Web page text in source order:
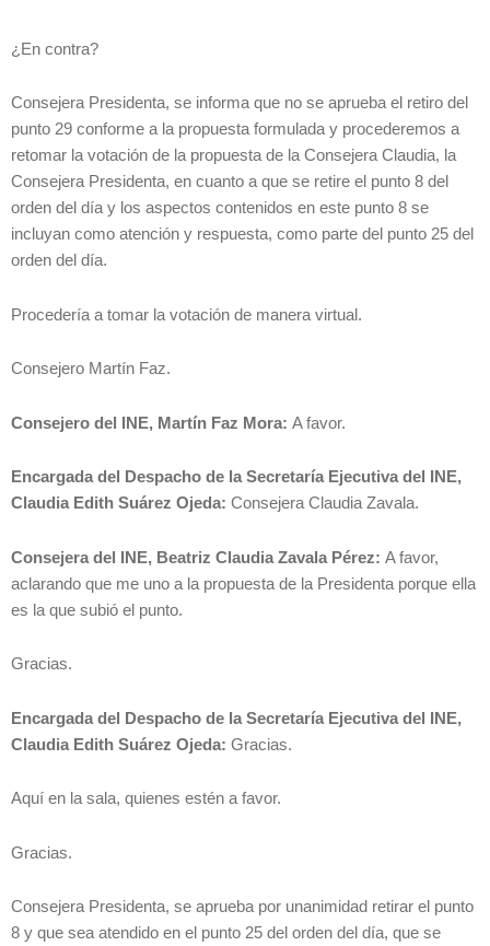
¿En contra?
Consejera Presidenta, se informa que no se aprueba el retiro del
punto 29 conforme a la propuesta formulada y procederemos a
retomar la votación de la propuesta de la Consejera Claudia, la
Consejera Presidenta, en cuanto a que se retire el punto 8 del
orden del día y los aspectos contenidos en este punto 8 se
incluyan como atención y respuesta, como parte del punto 25 del
orden del día.
Procedería a tomar la votación de manera virtual.
Consejero Martín Faz.
Consejero del INE, Martín Faz Mora: A favor.
Encargada del Despacho de la Secretaría Ejecutiva del INE,
Claudia Edith Suárez Ojeda: Consejera Claudia Zavala.
Consejera del INE, Beatriz Claudia Zavala Pérez: A favor,
aclarando que me uno a la propuesta de la Presidenta porque ella
es la que subió el punto.
Gracias.
Encargada del Despacho de la Secretaría Ejecutiva del INE,
Claudia Edith Suárez Ojeda: Gracias.
Aquí en la sala, quienes estén a favor.
Gracias.
Consejera Presidenta, se aprueba por unanimidad retirar el punto
8 y que sea atendido en el punto 25 del orden del día, que se